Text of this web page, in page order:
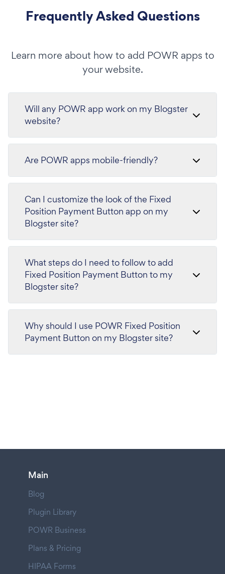
Frequently Asked Questions
Learn more about how to add POWR apps to
your website.
Will any POWR app work on my Blogster
website?
Are POWR apps mobile-friendly?
Can I customize the look of the Fixed
Position Payment Button app on my
Blogster site?
What steps do I need to follow to add
Fixed Position Payment Button to my
Blogster site?
Why should I use POWR Fixed Position
Payment Button on my Blogster site?
Main
Blog
Plugin Library
POWR Business
Plans & Pricing
HIPAA Forms